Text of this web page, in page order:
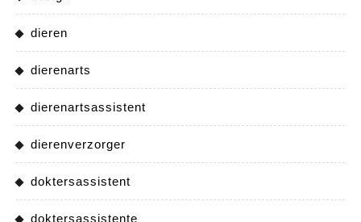
dieren
dierenarts
dierenartsassistent
dierenverzorger
doktersassistent
doktersassistente